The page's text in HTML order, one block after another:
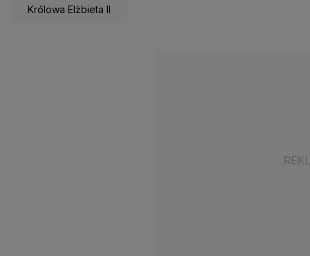
Królowa Elżbieta II